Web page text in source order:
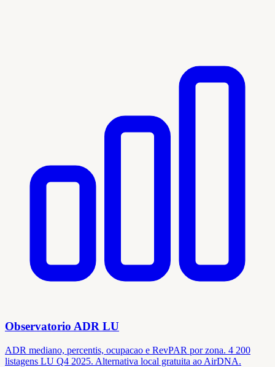
Observatorio ADR LU
ADR mediano, percentis, ocupacao e RevPAR por zona. 4 200
listagens LU Q4 2025. Alternativa local gratuita ao AirDNA.